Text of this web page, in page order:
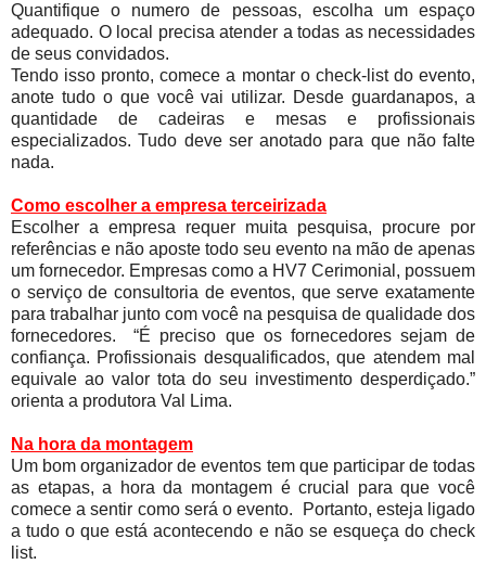
Quantifique o numero de pessoas, escolha um espaço
adequado. O local precisa atender a todas as necessidades
de seus convidados.
Tendo isso pronto, comece a montar o check-list do evento,
anote tudo o que você vai utilizar. Desde guardanapos, a
quantidade de cadeiras e mesas e profissionais
especializados. Tudo deve ser anotado para que não falte
nada.
Como escolher a empresa terceirizada
Escolher a empresa requer muita pesquisa, procure por
referências e não aposte todo seu evento na mão de apenas
um fornecedor. Empresas como a HV7 Cerimonial, possuem
o serviço de consultoria de eventos, que serve exatamente
para trabalhar junto com você na pesquisa de qualidade dos
fornecedores. “É preciso que os fornecedores sejam de
confiança. Profissionais desqualificados, que atendem mal
equivale ao valor tota do seu investimento desperdiçado.”
orienta a produtora Val Lima.
Na hora da montagem
Um bom organizador de eventos tem que participar de todas
as etapas, a hora da montagem é crucial para que você
comece a sentir como será o evento. Portanto, esteja ligado
a tudo o que está acontecendo e não se esqueça do check
list.